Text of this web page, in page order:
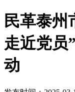
民革泰州
走近党员
动